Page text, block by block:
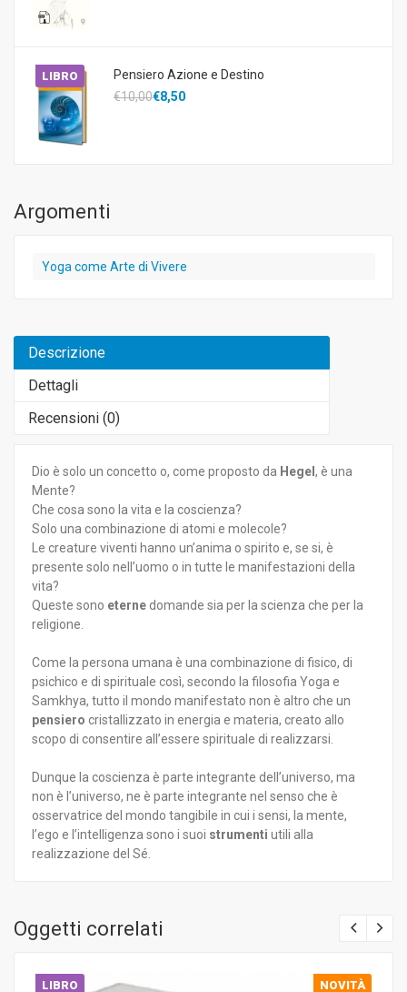
LIBRO
Pensiero Azione e Destino
€10,00€8,50
Argomenti
Yoga come Arte di Vivere
Descrizione
Dettagli
Recensioni (0)
Dio è solo un concetto o, come proposto da Hegel , è una
Mente?
Che cosa sono la vita e la coscienza?
Solo una combinazione di atomi e molecole?
Le creature viventi hanno un’anima o spirito e, se si, è
presente solo nell’uomo o in tutte le manifestazioni della
vita?
Queste sono eterne domande sia per la scienza che per la
religione.
Come la persona umana è una combinazione di fisico, di
psichico e di spirituale così, secondo la filosofia Yoga e
Samkhya, tutto il mondo manifestato non è altro che un
pensiero cristallizzato in energia e materia, creato allo
scopo di consentire all’essere spirituale di realizzarsi.
Dunque la coscienza è parte integrante dell’universo, ma
non è l’universo, ne è parte integrante nel senso che è
osservatrice del mondo tangibile in cui i sensi, la mente,
l’ego e l’intelligenza sono i suoi strumenti utili alla
realizzazione del Sé.
Oggetti correlati
LIBRO NOVITÀ